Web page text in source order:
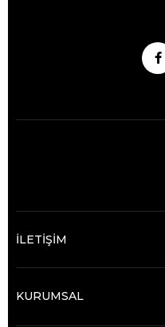
İLETİŞİM
KURUMSAL